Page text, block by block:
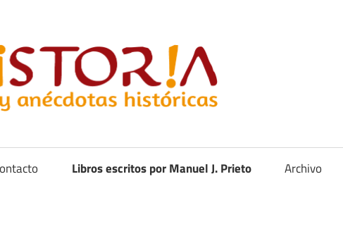
Libros escritos por Manuel J. Prieto Archivo